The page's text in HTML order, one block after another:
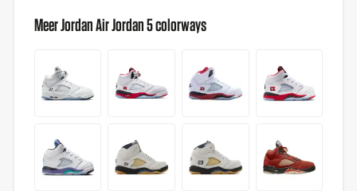
Meer Jordan Air Jordan 5 colorways